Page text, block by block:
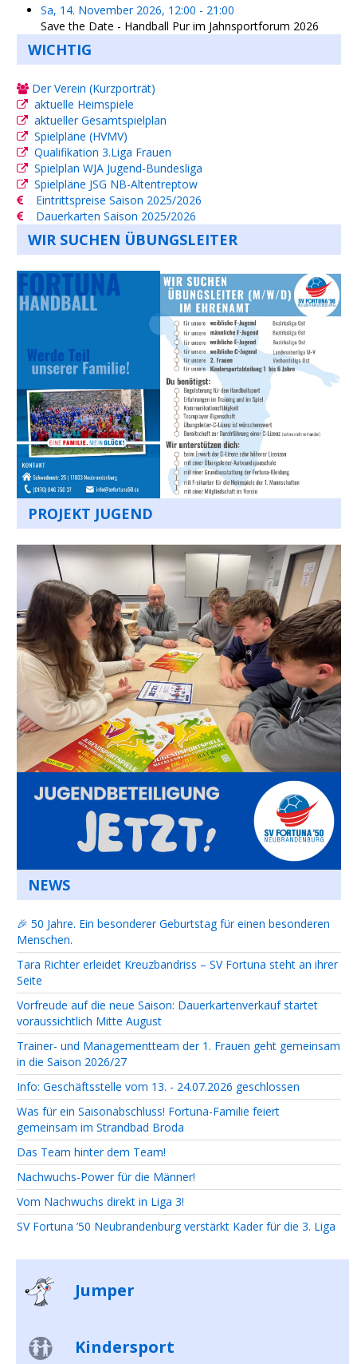
Sa, 14. November 2026, 12:00 - 21:00
Save the Date - Handball Pur im Jahnsportforum 2026
WICHTIG
Der Verein (Kurzporträt)
aktuelle Heimspiele
aktueller Gesamtspielplan
Spielpläne (HVMV)
Qualifikation 3.Liga Frauen
Spielplan WJA Jugend-Bundesliga
Spielpläne JSG NB-Altentreptow
Eintrittspreise Saison 2025/2026
Dauerkarten Saison 2025/2026
WIR SUCHEN ÜBUNGSLEITER
PROJEKT JUGEND
NEWS
🎉 50 Jahre. Ein besonderer Geburtstag für einen besonderen
Menschen.
Tara Richter erleidet Kreuzbandriss – SV Fortuna steht an ihrer
Seite
Vorfreude auf die neue Saison: Dauerkartenverkauf startet
voraussichtlich Mitte August
Trainer- und Managementteam der 1. Frauen geht gemeinsam
in die Saison 2026/27
Info: Geschäftsstelle vom 13. - 24.07.2026 geschlossen
Was für ein Saisonabschluss! Fortuna-Familie feiert
gemeinsam im Strandbad Broda
Das Team hinter dem Team!
Nachwuchs-Power für die Männer!
Vom Nachwuchs direkt in Liga 3!
SV Fortuna ’50 Neubrandenburg verstärkt Kader für die 3. Liga
Jumper
Kindersport